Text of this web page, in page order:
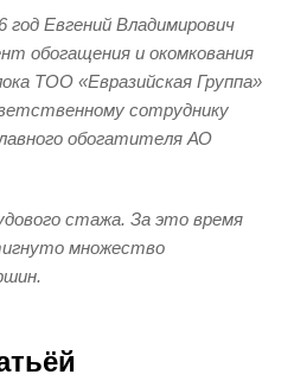
год Евгений Владимирович
обогащения и окомкования
ТОО «Евразийская Группа»
сотруднику
обогатителя АО
стажа. За это время
множество